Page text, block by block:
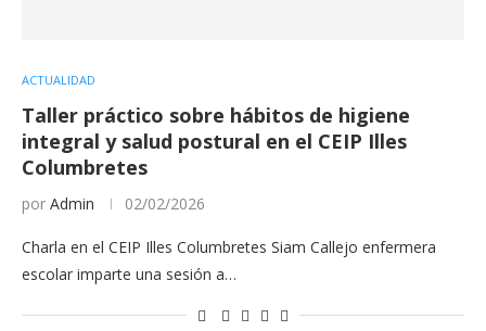
ACTUALIDAD
Taller práctico sobre hábitos de higiene
integral y salud postural en el CEIP Illes
Columbretes
por Admin 02/02/2026
Charla en el CEIP Illes Columbretes Siam Callejo enfermera
escolar imparte una sesión a…